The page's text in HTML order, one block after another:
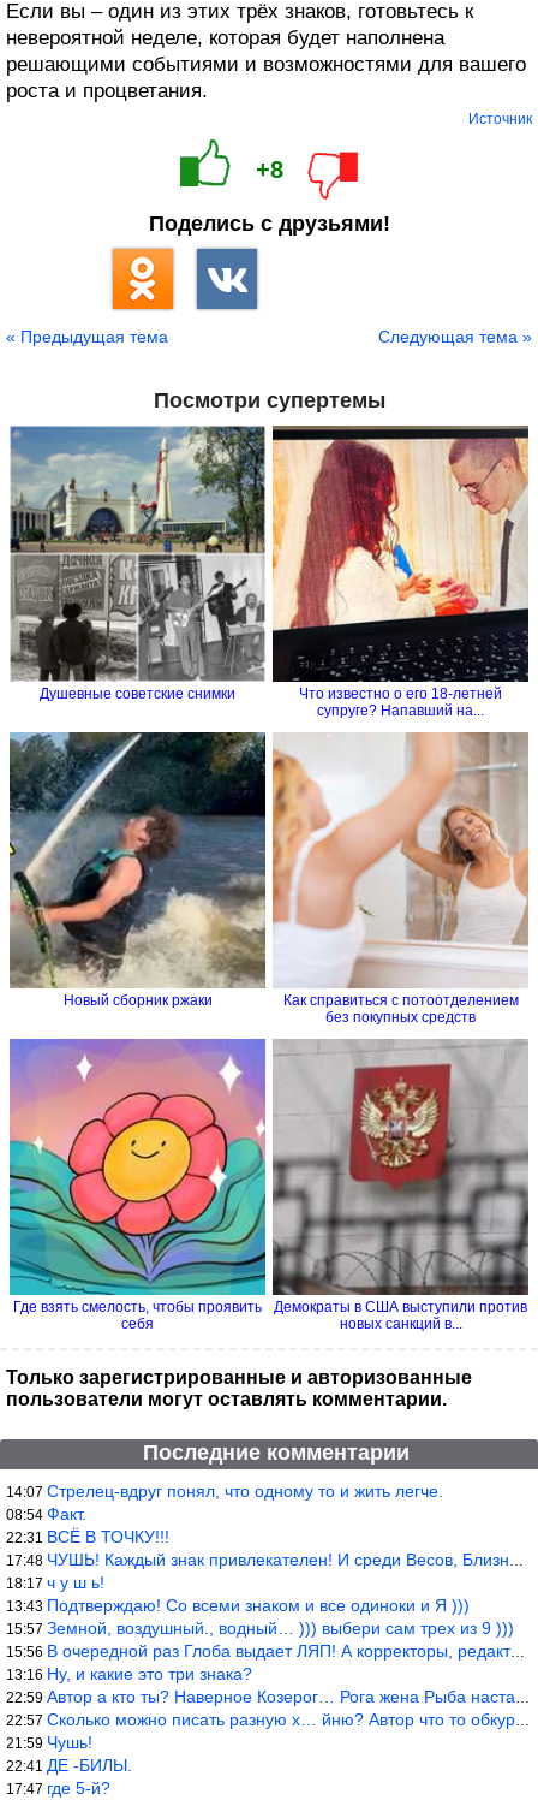
Если вы – один из этих трёх знаков, готовьтесь к
невероятной неделе, которая будет наполнена
решающими событиями и возможностями для вашего
роста и процветания.
Источник
+8
Поделись с друзьями!
« Предыдущая тема Следующая тема »
Посмотри супертемы
Душевные советские снимки
Что известно о его 18-летней
супруге? Напавший на...
Новый сборник ржаки
Как справиться с потоотделением
без покупных средств
Где взять смелость, чтобы проявить
себя
Демократы в США выступили против
новых санкций в...
Только зарегистрированные и авторизованные
пользователи могут оставлять комментарии.
Последние комментарии
14:07 Стрелец-вдруг понял, что одному то и жить легче.
08:54 Факт.
22:31 ВСЁ В ТОЧКУ!!!
17:48 ЧУШЬ! Каждый знак привлекателен! И среди Весов, Близнецов встреч
18:17 ч у ш ь!
13:43 Подтверждаю! Со всеми знаком и все одиноки и Я )))
15:57 Земной, воздушный., водный… ))) выбери сам трех из 9 )))
15:56 В очередной раз Глоба выдает ЛЯП! А корректоры, редакторы пропус
13:16 Ну, и какие это три знака?
22:59 Автор а кто ты? Наверное Козерог… Рога жена Рыба наставила ))
22:57 Сколько можно писать разную х… йню? Автор что то обкурился?
21:59 Чушь!
22:41 ДЕ -БИЛЫ.
17:47 где 5-й?